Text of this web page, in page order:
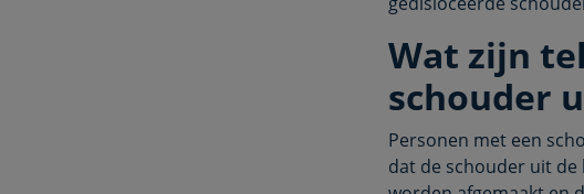
Wat zijn
schouder
Personen met een
dat de schouder uit de